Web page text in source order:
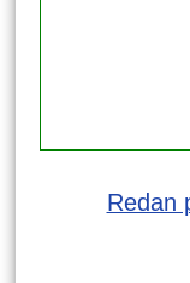
Redan